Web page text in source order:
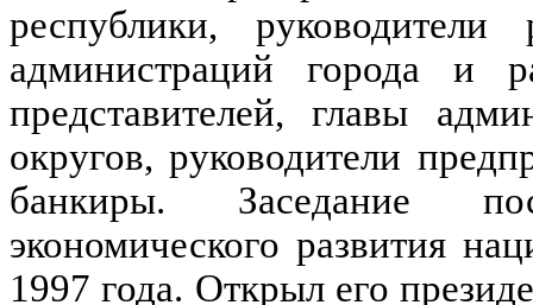
республики, руководители
администраций города и
представителей, главы
округов, руководители
банкиры. Заседание
экономического развития
1997 года. Открыл его